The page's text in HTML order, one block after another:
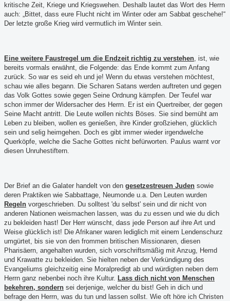
kritische Zeit, Kriege und Kriegswehen. Deshalb lautet das Wort des Herrn
auch: „Bittet, dass eure Flucht nicht im Winter oder am Sabbat geschehe!“
Der letzte große Krieg wird vermutlich im Winter sein.
Eine weitere Faustregel um die Endzeit richtig zu verstehen , ist, wie
bereits vormals erwähnt, die Fol gende: das Ende kommt zum Anfang
zurück. So war es seid eh und je! Wenn du etwas verstehen möchtest,
schau wie alles begann. Die Scharen Satans werden auftreten und gegen
das Volk Gottes sowie gegen Seine Ordnung kämpfen. Der Teufel war
schon immer der Widersacher des Herrn. Er ist ein Quertreiber, der gegen
Seine Macht antritt. Die Leute wollen nichts Böses. Sie sind bemüht am
Leben zu bleiben, wollen es genießen, ihre Kinder großziehen, glücklich
sein und selig heimgehen. Doch es gibt immer wieder irgendwelche
Querköpfe, welche die Sache Gottes nicht befürworten. Paulus warnt vor
diesen Unruhestiftern.
Der Brief an die Galater handelt von den gesetzestreuen Juden sowie
deren Praktiken wie Sabbattage, Neumonde u.a. Den Leuten wurden
Regeln vorgeschrieben. Du solltest 'du selbst' sein und dir nicht von
anderen Nationen weismachen lassen, was du zu essen und wie du dich
zu bekleiden hast! Der Herr wünscht, dass jede Person auf ihre Art und
Weise glücklich ist! Die Afrikaner waren lediglich mit einem Lendenschurz
umgürtet, bis sie von den frommen britischen Missionaren, diesen
Pharisäern, angehalten wurden, sich vorschriftsmäßig mit Anzug, Hemd
und Krawatte zu bekleiden. Sie hielten neben der Verkündigung des
Evangeliums gleichzeitig eine Moralpredigt ab und würdigten neben dem
Herrn ganz nebenbei noch ihre Kultur.
Lass dich nicht von Menschen
bekehren, sondern sei derjenige, welcher du bist! Geh in dich und
befrage den Herrn, was du tun und lassen sollst. Wie oft höre ich Christen